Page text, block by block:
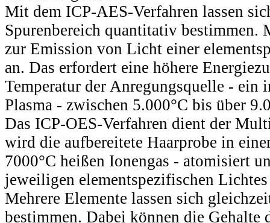
Mit dem ICP-AES-Verfahren lassen
Spurenbereich quantitativ bestimmen.
zur Emission von Licht einer
an. Das erfordert eine höhere
Temperatur der Anregungsquelle - ein
Plasma - zwischen 5.000°C bis über
Das ICP-OES-Verfahren dient der
wird die aufbereitete Haarprobe in
7000°C heißen Ionengas - atomisiert
jeweiligen elementspezifischen
Mehrere Elemente lassen sich
bestimmen. Dabei können die Gehalte